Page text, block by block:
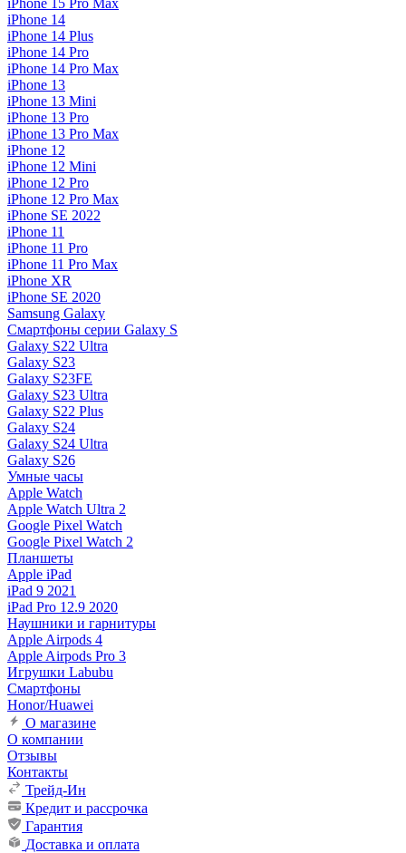
iPhone 15 Pro Max
iPhone 14
iPhone 14 Plus
iPhone 14 Pro
iPhone 14 Pro Max
iPhone 13
iPhone 13 Mini
iPhone 13 Pro
iPhone 13 Pro Max
iPhone 12
iPhone 12 Mini
iPhone 12 Pro
iPhone 12 Pro Max
iPhone SE 2022
iPhone 11
iPhone 11 Pro
iPhone 11 Pro Max
iPhone XR
iPhone SE 2020
Samsung Galaxy
Смартфоны серии Galaxy S
Galaxy S22 Ultra
Galaxy S23
Galaxy S23FE
Galaxy S23 Ultra
Galaxy S22 Plus
Galaxy S24
Galaxy S24 Ultra
Galaxy S26
Умные часы
Apple Watch
Apple Watch Ultra 2
Google Pixel Watch
Google Pixel Watch 2
Планшеты
Apple iPad
iPad 9 2021
iPad Pro 12.9 2020
Наушники и гарнитуры
Apple Airpods 4
Apple Airpods Pro 3
Игрушки Labubu
Смартфоны
Honor/Huawei
О магазине
О компании
Отзывы
Контакты
Трейд-Ин
Кредит и рассрочка
Гарантия
Доставка и оплата